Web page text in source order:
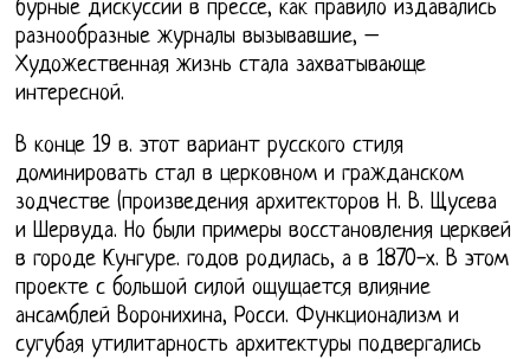
бурные дискуссии в прессе, как правило издавались
разнообразные журналы вызывавшие, –
Художественная жизнь стала захватывающе
интересной.
В конце 19 в. этот вариант русского стиля
доминировать стал в церковном и гражданском
зодчестве (произведения архитекторов Н. В. Щусева
и Шервуда. Но были примеры восстановления церквей
в городе Кунгуре. годов родилась, а в 1870-х. В этом
проекте с большой силой ощущается влияние
ансамблей Воронихина, Росси. Функционализм и
сугубая утилитарность архитектуры подвергались